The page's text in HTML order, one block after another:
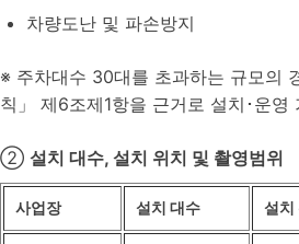
차량도난 및 파손방지
※ 주차대수 30대를 초과하는 규모의
칙」 제6조제1항을 근거로 설치･운영
② 설치 대수, 설치 위치 및 촬영범위
사업장 설치 대수 설치